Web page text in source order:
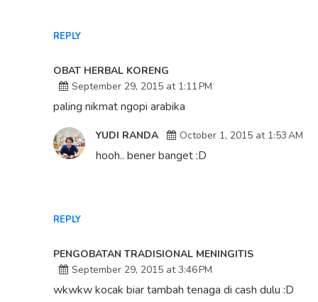
REPLY
OBAT HERBAL KORENG
September 29, 2015 at 1:11 PM
paling nikmat ngopi arabika
REPLY
YUDI RANDA October 1, 2015 at 1:53 AM
hooh.. bener banget :D
PENGOBATAN TRADISIONAL MENINGITIS
September 29, 2015 at 3:46 PM
wkwkw kocak biar tambah tenaga di cash dulu :D